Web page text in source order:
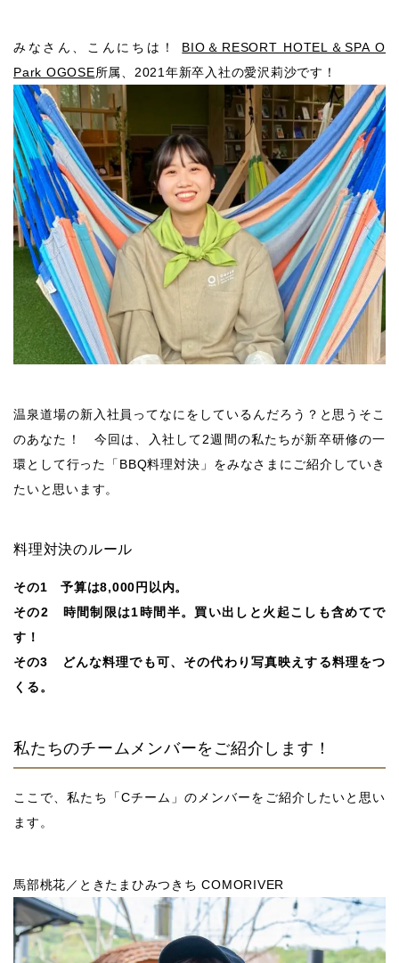
みなさん、こんにちは！ BIO＆RESORT HOTEL＆SPA O
Park OGOSE所属、2021年新卒入社の愛沢莉沙です！
温泉道場の新入社員ってなにをしているんだろう？と思うそこ
のあなた！ 今回は、入社して2週間の私たちが新卒研修の一
環として行った「BBQ料理対決」をみなさまにご紹介していき
たいと思います。
料理対決のルール
その1 予算は8,000円以内。
その2 時間制限は1時間半。買い出しと火起こしも含めてで
す！
その3 どんな料理でも可、その代わり写真映えする料理をつ
くる。
私たちのチームメンバーをご紹介します！
ここで、私たち「Cチーム」のメンバーをご紹介したいと思い
ます。
馬部桃花／ときたまひみつきち COMORIVER